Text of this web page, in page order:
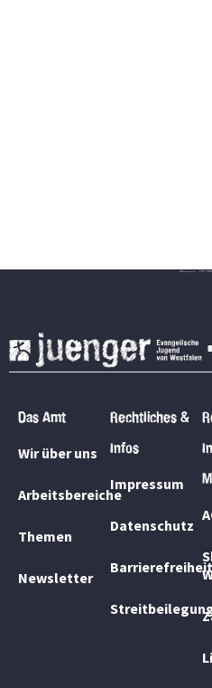
Das Amt
Wir über uns
Arbeitsbereiche
Themen
Newsletter
Rechtliches &
Infos
Impressum
Datenschutz